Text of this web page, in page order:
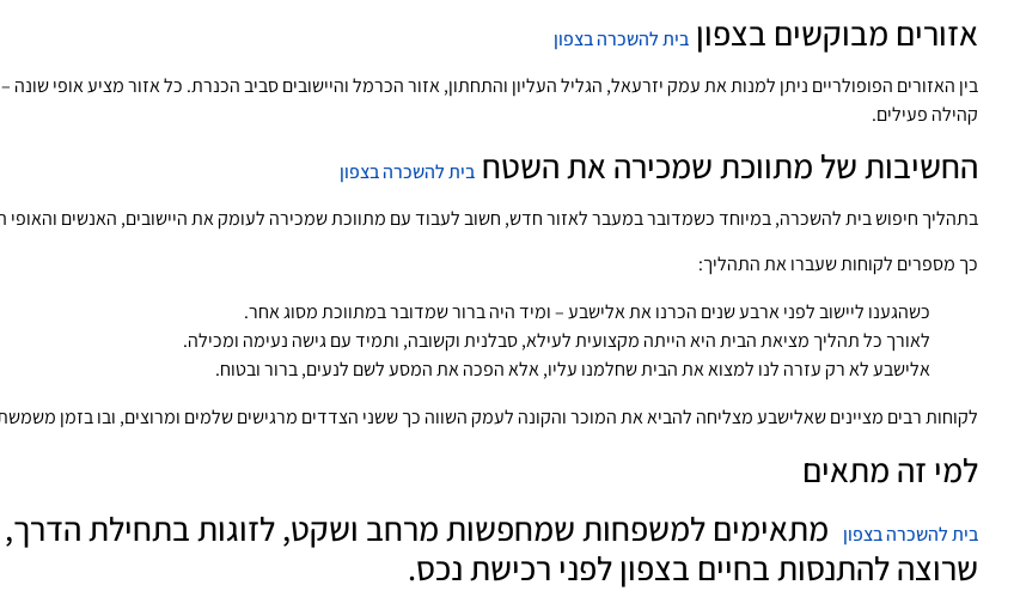
אזורים מבוקשים בצפון בית להשכרה בצפון
בין האזורים הפופולריים ניתן למנות את עמק יזרעאל, הגליל העליון והתחתון, אזור הכרמל והיישובים סביב הכנרת. כל אזור מציע אופי שונה –
קהילה פעילים.
החשיבות של מתווכת שמכירה את השטח בית להשכרה בצפון
בתהליך חיפוש בית להשכרה, במיוחד כשמדובר במעבר לאזור חדש, חשוב לעבוד עם מתווכת שמכירה לעומק את היישובים, האנשים והאופי
כך מספרים לקוחות שעברו את התהליך:
כשהגענו ליישוב לפני ארבע שנים הכרנו את אלישבע – ומיד היה ברור שמדובר במתווכת מסוג אחר.
לאורך כל תהליך מציאת הבית היא הייתה מקצועית לעילא, סבלנית וקשובה, ותמיד עם גישה נעימה ומכילה.
אלישבע לא רק עזרה לנו למצוא את הבית שחלמנו עליו, אלא הפכה את המסע לשם לנעים, ברור ובטוח.
לקוחות רבים מציינים שאלישבע מצליחה להביא את המוכר והקונה לעמק השווה כך ששני הצדדים מרגישים שלמים ומרוצים, ובו בזמן
למי זה מתאים
בית להשכרה בצפון
מתאימים למשפחות שמחפשות מרחב ושקט, לזוגות בתחילת הדרך,
שרוצה להתנסות בחיים בצפון לפני רכישת נכס.